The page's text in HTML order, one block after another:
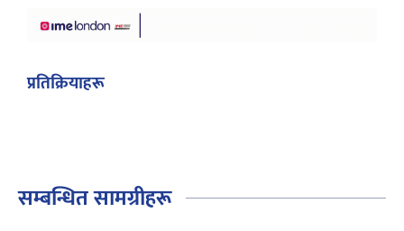
प्रतिक्रियाहरू
सम्बन्धित सामग्रीहरू